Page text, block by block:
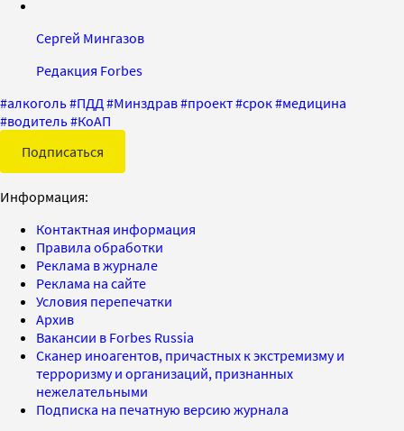
Сергей Мингазов
Редакция Forbes
#алкоголь#ПДД #Минздрав#проект#срок#медицина
#водитель#КоАП
Подписаться
Информация:
Контактная информация
Правила обработки
Реклама в журнале
Реклама на сайте
Условия перепечатки
Архив
Вакансии в Forbes Russia
Сканер иноагентов, причастных к экстремизму и
терроризму и организаций, признанных
нежелательными
Подписка на печатную версию журнала